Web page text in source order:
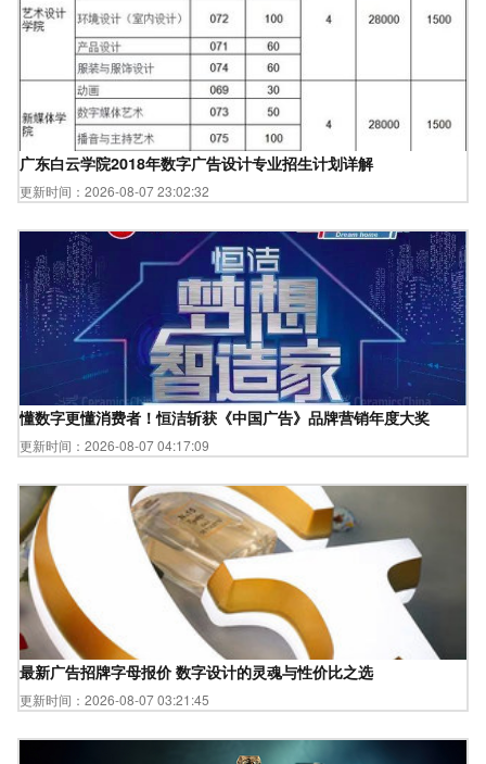
广东白云学院2018年数字广告设计专业招生计划详解
更新时间：2026-08-07 23:02:32
懂数字更懂消费者！恒洁斩获《中国广告》品牌营销年度大奖
更新时间：2026-08-07 04:17:09
最新广告招牌字母报价 数字设计的灵魂与性价比之选
更新时间：2026-08-07 03:21:45